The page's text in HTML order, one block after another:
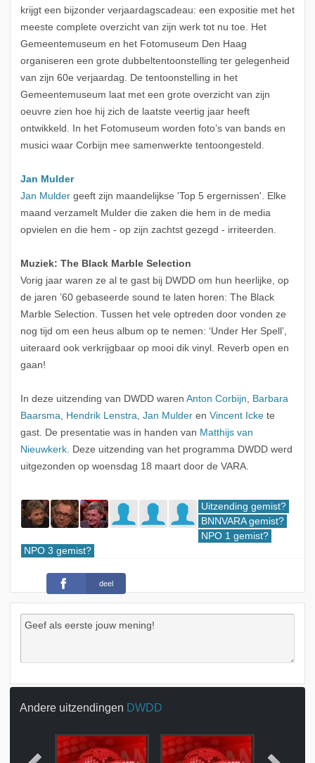
krijgt een bijzonder verjaardagscadeau: een expositie met het
meeste complete overzicht van zijn werk tot nu toe. Het
Gemeentemuseum en het Fotomuseum Den Haag
organiseren een grote dubbeltentoonstelling ter gelegenheid
van zijn 60e verjaardag. De tentoonstelling in het
Gemeentemuseum laat met een grote overzicht van zijn
oeuvre zien hoe hij zich de laatste veertig jaar heeft
ontwikkeld. In het Fotomuseum worden foto’s van bands en
musici waar Corbijn mee samenwerkte tentoongesteld.
Jan Mulder
Jan Muldergeeft zijn maandelijkse 'Top 5 ergernissen'. Elke
maand verzamelt Mulder die zaken die hem in de media
opvielen en die hem - op zijn zachtst gezegd - irriteerden.
Muziek: The Black Marble Selection
Vorig jaar waren ze al te gast bij DWDD om hun heerlijke, op
de jaren ’60 gebaseerde sound te laten horen: The Black
Marble Selection. Tussen het vele optreden door vonden ze
nog tijd om een heus album op te nemen: ‘Under Her Spell’,
uiteraard ook verkrijgbaar op mooi dik vinyl. Reverb open en
gaan!
In deze uitzending van DWDD waren Anton Corbijn, Barbara
Baarsma, Hendrik Lenstra, Jan Mulderen Vincent Ickete
gast. De presentatie was in handen van Matthijs van
Nieuwkerk. Deze uitzending van het programma DWDD werd
uitgezonden op woensdag 18 maart door de VARA.
Uitzending gemist?
BNNVARA gemist?
NPO 1 gemist?
NPO 3 gemist?
deel
Andere uitzendingen DWDD